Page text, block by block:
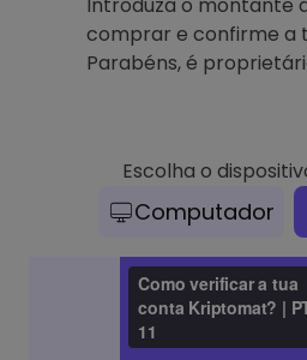
comprar e confirme a
Parabéns, é
Escolha o
Computador